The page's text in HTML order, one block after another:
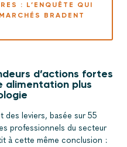
: L’ENQUÊTE QUI
BRADENT
d’actions fortes
alimentation plus
des leviers, basée sur 55
professionnels du secteur
à cette même conclusion :